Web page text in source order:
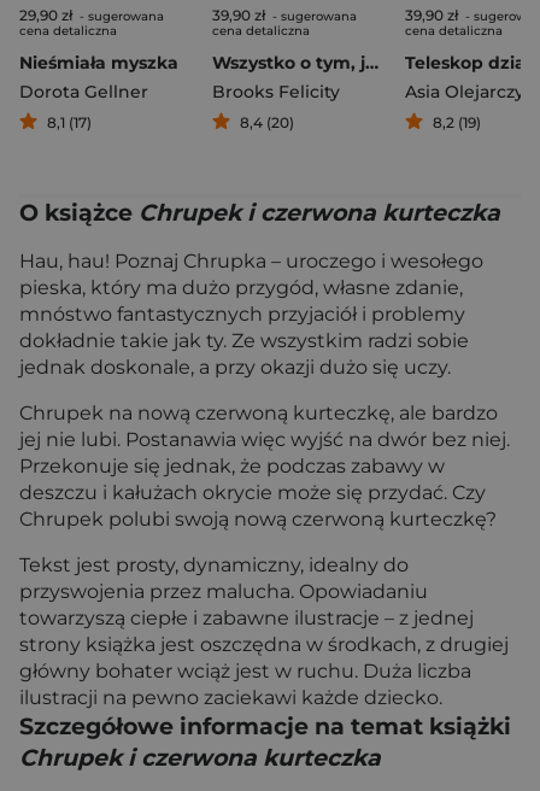
29,90 zł - sugerowana
cena detaliczna
Nieśmiała myszka
Dorota Gellner
8,1 (17)
39,90 zł - sugerowana
cena detaliczna
Wszystko o tym, jak się nie bać i nie martwić
Brooks Felicity
8,4 (20)
39,90 zł -
cena detaliczna
Teleskop
Asia Olejarczyk
8,2 (19)
O książce Chrupek i czerwona kurteczka
Hau, hau! Poznaj Chrupka – uroczego i wesołego
pieska, który ma dużo przygód, własne zdanie,
mnóstwo fantastycznych przyjaciół i problemy
dokładnie takie jak ty. Ze wszystkim radzi sobie
jednak doskonale, a przy okazji dużo się uczy.
Chrupek na nową czerwoną kurteczkę, ale bardzo
jej nie lubi. Postanawia więc wyjść na dwór bez niej.
Przekonuje się jednak, że podczas zabawy w
deszczu i kałużach okrycie może się przydać. Czy
Chrupek polubi swoją nową czerwoną kurteczkę?
Tekst jest prosty, dynamiczny, idealny do
przyswojenia przez malucha. Opowiadaniu
towarzyszą ciepłe i zabawne ilustracje – z jednej
strony książka jest oszczędna w środkach, z drugiej
główny bohater wciąż jest w ruchu. Duża liczba
ilustracji na pewno zaciekawi każde dziecko.
Szczegółowe informacje na temat książki
Chrupek i czerwona kurteczka